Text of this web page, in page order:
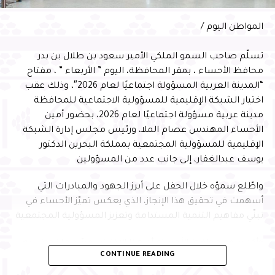
المواطن اليوم /
تسلّم صاحب السمو الملكي الأمير سعود بن طلال بن بدر
محافظ الأحساء ، بمقر المحافظة، اليوم ” الأربعاء ” ، مفتاح
“المدينة العربية المسؤولة اجتماعيًا لعام 2026″، وذلك عقب
اختيار الشبكة الإقليمية للمسؤولية الاجتماعية للمحافظة
مدينة عربية مسؤولة اجتماعيًا لعام 2026، بحضور أمين
الأحساء المهندس عصام الملا، ورئيس مجلس إدارة الشبكة
الإقليمية للمسؤولية المجتمعية بمملكة البحرين الدكتور
يوسف عبدالغفار، إلى جانب عدد من المسؤولين
واطّلع سموّه خلال الحفل على أبرز الجهود والمبادرات التي
أسهمت في تحقيق هذا الإنجاز، الذي يعكس تميّز الأحساء في
وأكد سمو محافظ الأحساء أن هذا الاختيار يجسّد ما تحظى به
المحافظة من تقدير إقليمي نظير جهودها في تطبيق معايير
CONTINUE READING